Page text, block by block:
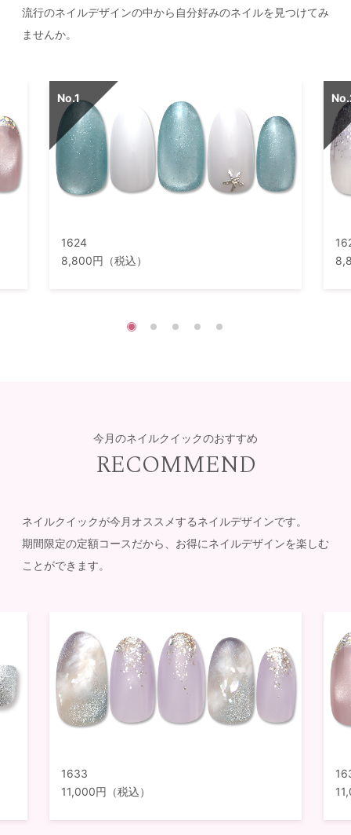
流行のネイルデザインの中から自分好みのネイルを見つけてみ
ませんか。
1624
8,800円（税込）
今月のネイルクイックのおすすめ
RECOMMEND
ネイルクイックが今月オススメするネイルデザインです。
期間限定の定額コースだから、お得にネイルデザインを楽しむ
ことができます。
1633
11,000円（税込）